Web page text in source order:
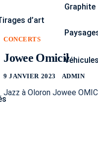
d’art
Graphite
Véhicules
CONCERTS
Jowee Omicil
9 JANVIER 2023 ADMIN
Jazz à Oloron Jowee